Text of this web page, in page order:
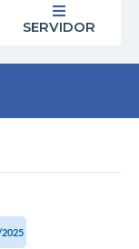
SERVIDOR
2025